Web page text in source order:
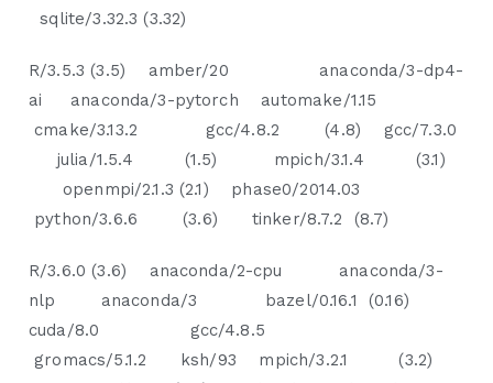
sqlite/3.32.3 (3.32)
R/3.5.3 (3.5) amber/20 anaconda/3-dp4-
ai anaconda/3-pytorch automake/1.15
cmake/3.13.2 gcc/4.8.2 (4.8) gcc/7.3.0
julia/1.5.4 (1.5) mpich/3.1.4 (3.1)
openmpi/2.1.3 (2.1) phase0/2014.03
python/3.6.6 (3.6) tinker/8.7.2 (8.7)
R/3.6.0 (3.6) anaconda/2-cpu anaconda/3-
nlp anaconda/3 bazel/0.16.1 (0.16)
cuda/8.0 gcc/4.8.5
gromacs/5.1.2 ksh/93 mpich/3.2.1 (3.2)